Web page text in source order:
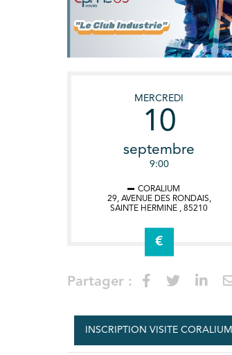
MERCREDI
10
septembre
9:00
CORALIUM
29, AVENUE DES RONDAIS,
SAINTE HERMINE , 85210
€
Partager :
INSCRIPTION VISITE CORALIUM